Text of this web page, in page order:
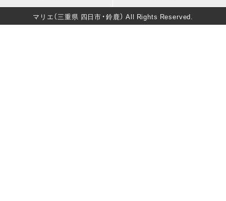
葬儀・法要
バースデー マタニティフォト
マリエ（三重県 四日市・鈴鹿） All Rights Reserved.